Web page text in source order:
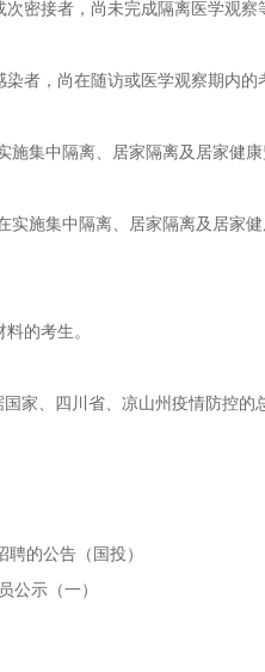
密接者，尚未完成隔离医学观察
者，尚在随访或医学观察期内的
集中隔离、居家隔离及居家健
施集中隔离、居家隔离及居家
的考生。
家、四川省、凉山州疫情防控
的公告（国投）
公示（一）